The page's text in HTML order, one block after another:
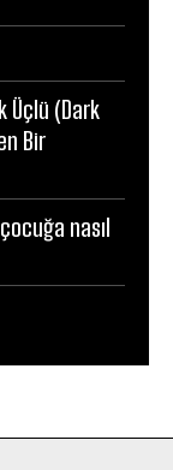
Üçlü (Dark
Bir
nasıl